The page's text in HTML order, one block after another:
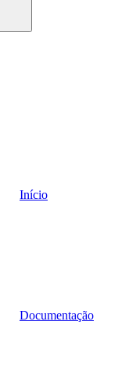
Início
Documentação